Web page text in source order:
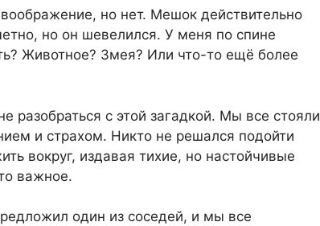
но нет. Мешок действительно
но он шевелился. У меня по спине
Животное? Змея? Или что-то ещё более
разобраться с этой загадкой. Мы все стояли
и страхом. Никто не решался подойти
вокруг, издавая тихие, но настойчивые
важное.
один из соседей, и мы все